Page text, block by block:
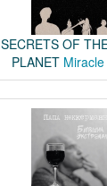
SECRETS OF
PLANET